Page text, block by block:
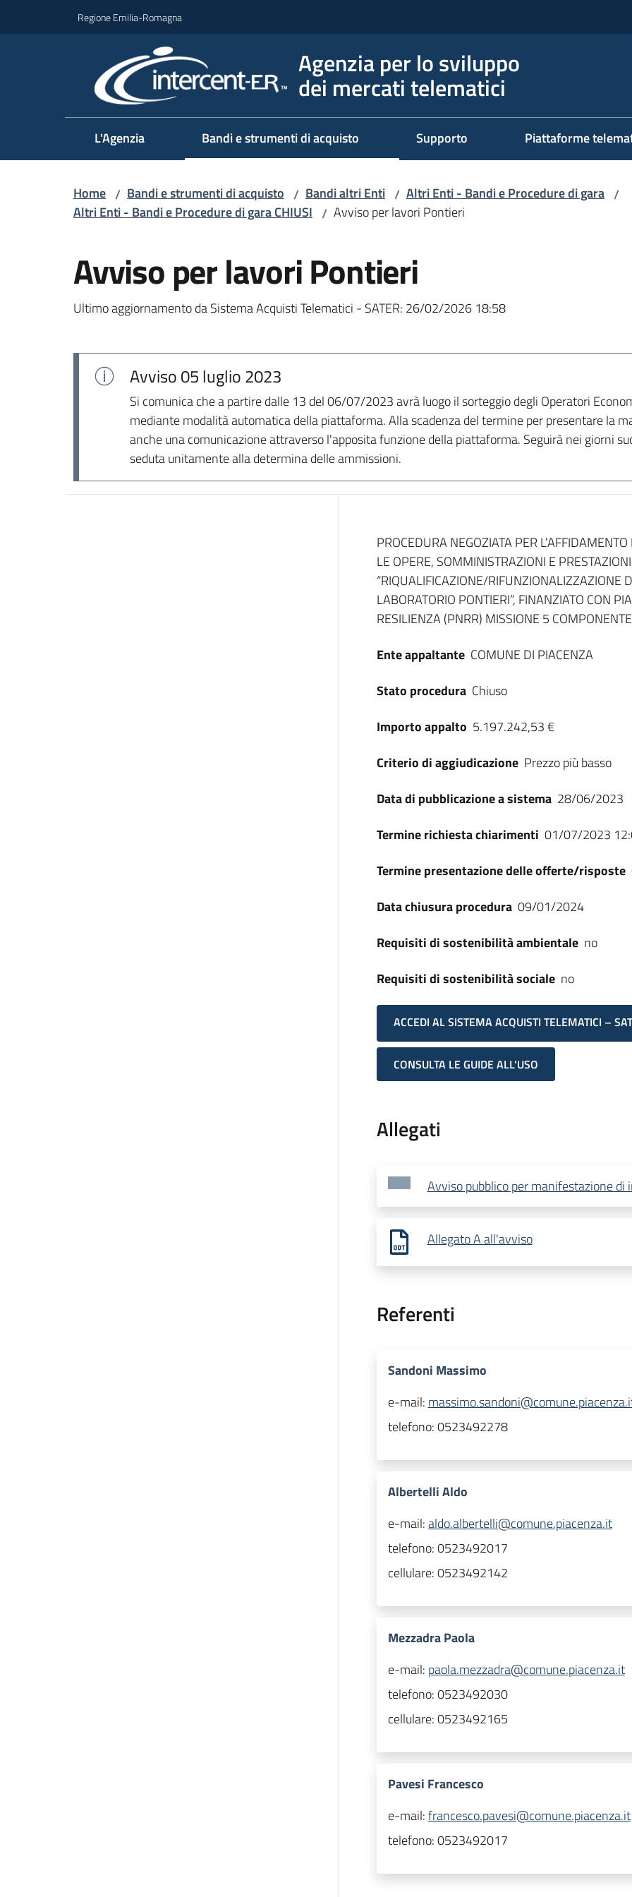
Regione Emilia-Romagna
Agenzia per lo sviluppo
dei mercati telematici
L'Agenzia Bandi e strumenti di acquisto Supporto Piattaforme
Home / Bandi e strumenti di acquisto / Bandi altri Enti / Altri Enti - Bandi e Procedure di gara /
Altri Enti - Bandi e Procedure di gara CHIUSI / Avviso per lavori Pontieri
Avviso per lavori Pontieri
Ultimo aggiornamento da Sistema Acquisti Telematici - SATER: 26/02/2026 18:58
Avviso05 luglio 2023
Si comunica che a partire dalle 13 del 06/07/2023 avrà luogo il sorteggio degli Operatori
mediante modalità automatica della piattaforma. Alla scadenza del termine per presentare la
anche una comunicazione attraverso l'apposita funzione della piattaforma. Seguirà nei giorni
seduta unitamente alla determina delle ammissioni.
Dati del bando
PROCEDURA NEGOZIATA PER
LE OPERE, SOMMINISTRAZIONI E
“RIQUALIFICAZIONE/RIFUNZIONALIZZAZIONE
LABORATORIO PONTIERI”, FINANZIATO CON
RESILIENZA (PNRR) MISSIONE 5
Ente appaltante COMUNE DI PIACENZA
Stato procedura Chiuso
Importo appalto 5.197.242,53 €
Criterio di aggiudicazione Prezzo più basso
Data di pubblicazione a sistema 28/06/2023
Termine richiesta chiarimenti 01/07/2023
Termine presentazione delle offerte/risposte
Data chiusura procedura 09/01/2024
Requisiti di sostenibilità ambientale no
Requisiti di sostenibilità sociale no
ACCEDI AL SISTEMA ACQUISTI TELEMATICI –
CONSULTA LE GUIDE ALL'USO
Allegati
Avviso pubblico per manifestazione di
Allegato A all'avviso
Referenti
Sandoni Massimo
e-mail:
telefono:0523492278
Albertelli Aldo
e-mail:aldo.albertelli@comune.piacenza.it
telefono:0523492017
cellulare:0523492142
Mezzadra Paola
e-mail: paola.mezzadra@comune.piacenza.it
telefono:0523492030
cellulare:0523492165
Pavesi Francesco
e-mail:francesco.pavesi@comune.piacenza.it
telefono:0523492017